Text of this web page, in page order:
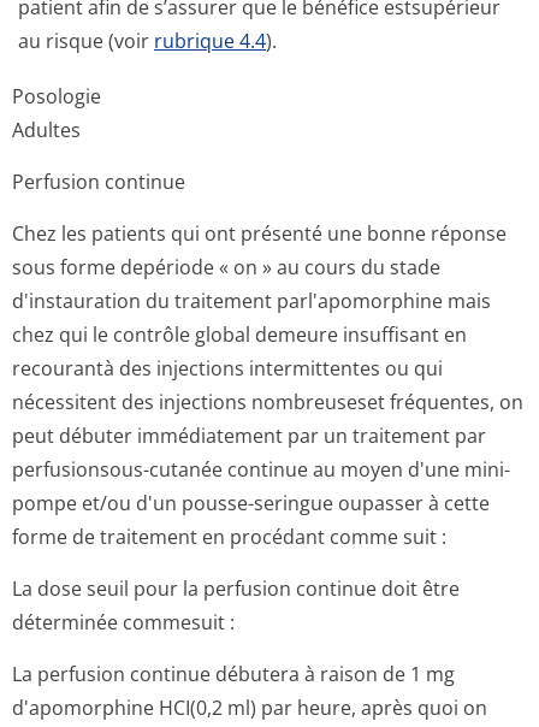
patient afin de s’assurer que le bénéfice estsupérieur
au risque (voir rubrique 4.4).
Posologie
Adultes
Perfusion continue
Chez les patients qui ont présenté une bonne réponse
sous forme depériode « on » au cours du stade
d'instauration du traitement parl'apomorphine mais
chez qui le contrôle global demeure insuffisant en
recourantà des injections intermittentes ou qui
nécessitent des injections nombreuseset fréquentes, on
peut débuter immédiatement par un traitement par
perfusionsous-cutanée continue au moyen d'une mini-
pompe et/ou d'un pousse-seringue oupasser à cette
forme de traitement en procédant comme suit :
La dose seuil pour la perfusion continue doit être
déterminée commesuit :
La perfusion continue débutera à raison de 1 mg
d'apomorphine HCI(0,2 ml) par heure, après quoi on